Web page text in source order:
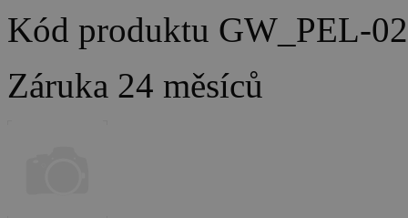
Kód produktu GW_PEL-
Záruka 24 měsíců